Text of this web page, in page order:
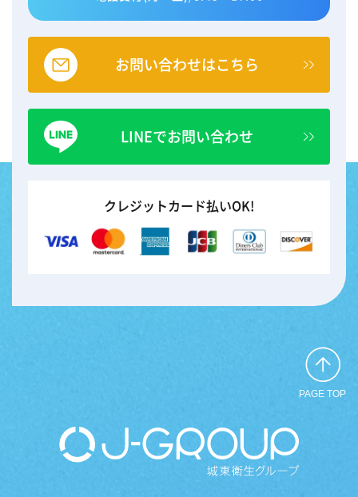
お問い合わせはこちら
LINEでお問い合わせ
クレジットカード払いOK!
PAGE TOP